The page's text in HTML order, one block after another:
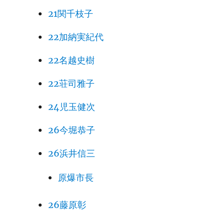
21関千枝子
22加納実紀代
22名越史樹
22荘司雅子
24児玉健次
26今堀恭子
26浜井信三
原爆市長
26藤原彰